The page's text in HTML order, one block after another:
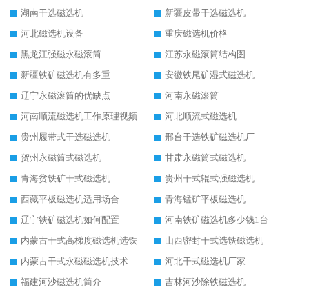
湖南干选磁选机
新疆皮带干选磁选机
河北磁选机设备
重庆磁选机价格
黑龙江强磁永磁滚筒
江苏永磁滚筒结构图
新疆铁矿磁选机有多重
安徽铁尾矿湿式磁选机
辽宁永磁滚筒的优缺点
河南永磁滚筒
河南顺流磁选机工作原理视频
河北顺流式磁选机
贵州履带式干选磁选机
邢台干选铁矿磁选机厂
贺州永磁筒式磁选机
甘肃永磁筒式磁选机
青海贫铁矿干式磁选机
贵州干式辊式强磁选机
西藏平板磁选机适用场合
青海锰矿平板磁选机
辽宁铁矿磁选机如何配置
河南铁矿磁选机多少钱1台
内蒙古干式高梯度磁选机选铁
山西密封干式选铁磁选机
内蒙古干式永磁磁选机技术要求
河北干式磁选机厂家
福建河沙磁选机简介
吉林河沙除铁磁选机